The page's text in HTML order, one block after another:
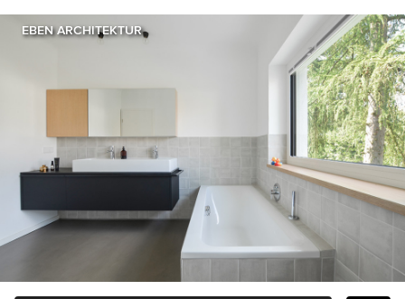
EBEN ARCHITEKTUR